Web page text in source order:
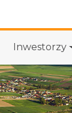
Inwestorzy